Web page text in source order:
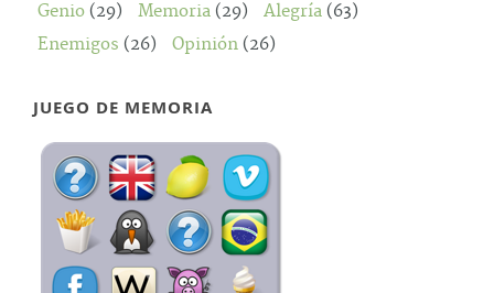
Genio (29) Memoria (29) Alegría (63)
Enemigos (26) Opinión (26)
JUEGO DE MEMORIA